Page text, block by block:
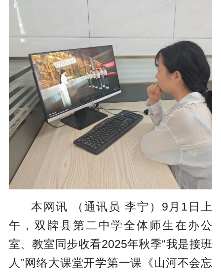
本网讯 （通讯员 李宁）9月1日上
午，双牌县第二中学全体师生在办公
室、教室同步收看2025年秋季“我是接班
人”网络大课堂开学第一课《山河不会忘